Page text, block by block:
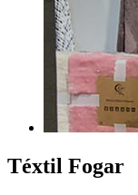
Téxtil Fogar